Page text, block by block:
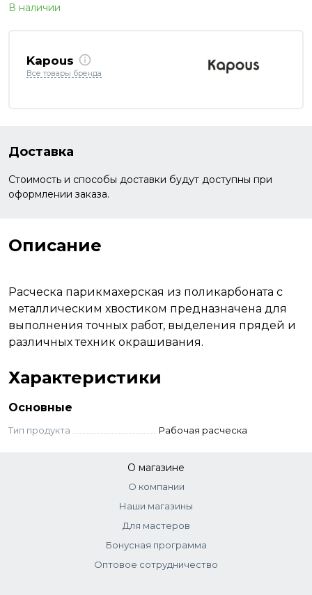
В наличии
Kapous
Все товары бренда
Доставка
Стоимость и способы доставки будут доступны при
оформлении заказа.
Описание
Расческа парикмахерская из поликарбоната с
металлическим хвостиком предназначена для
выполнения точных работ, выделения прядей и
различных техник окрашивания.
Характеристики
Основные
Тип продукта Рабочая расческа
О магазине
О компании
Наши магазины
Для мастеров
Бонусная программа
Оптовое сотрудничество